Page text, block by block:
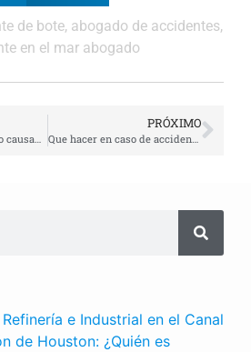
de bote, abogado de accidentes,
en el mar abogado
Lesiones en el hombro causadas por un choque de carro | Abogado Javier Marcos
PRÓXIMO
Que hacer en caso de accidente sin seguro | Abogado Javier Marcos
e Industrial en el Canal
de Houston: ¿Quién es